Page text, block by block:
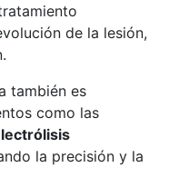
de la lesión,
también es
como las
la precisión y la